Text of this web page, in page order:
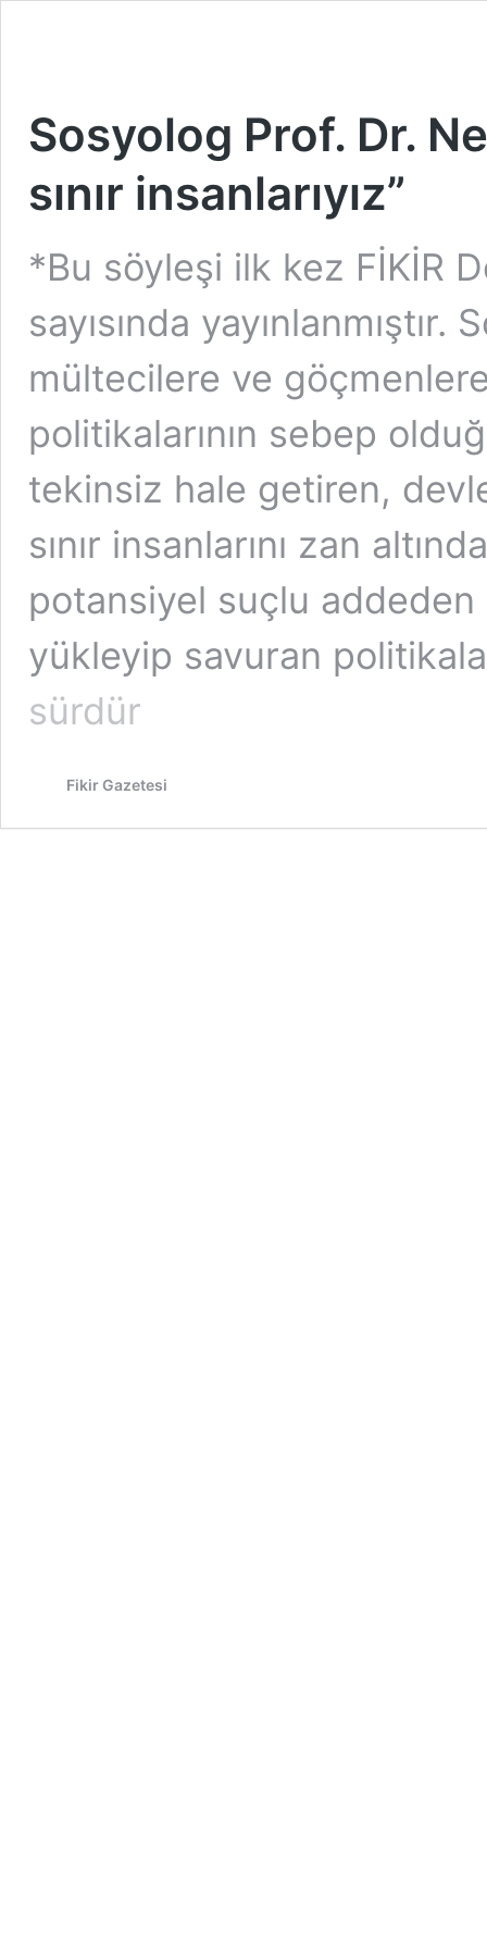
Sosyolog Prof. Dr.
sınır insanlarıyız”
*Bu söyleşi ilk kez FİKİR
sayısında
mültecilere ve
politikalarının sebep
tekinsiz hale getiren,
sınır insanlarını zan
potansiyel suçlu addeden
yükleyip savuran
sürdür
Fikir Gazetesi